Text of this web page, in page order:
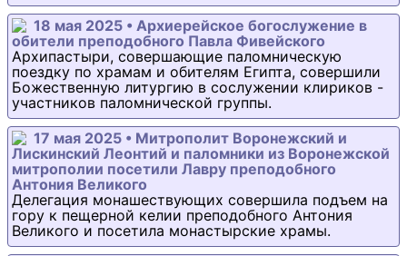
18 мая 2025 • Архиерейское богослужение в
обители преподобного Павла Фивейского
Архипастыри, совершающие паломническую
поездку по храмам и обителям Египта, совершили
Божественную литургию в сослужении клириков -
участников паломнической группы.
17 мая 2025 • Митрополит Воронежский и
Лискинский Леонтий и паломники из Воронежской
митрополии посетили Лавру преподобного
Антония Великого
Делегация монашествующих совершила подъем на
гору к пещерной келии преподобного Антония
Великого и посетила монастырские храмы.